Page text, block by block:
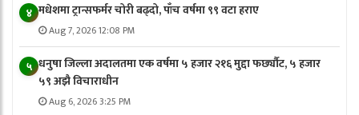
४ मधेशमा ट्रान्सफर्मर चोरी बढ्दो, पाँच वर्षमा ९९ वटा हराए
Aug 7, 2026 12:08 PM
५ धनुषा जिल्ला अदालतमा एक वर्षमा ५ हजार २१६ मुद्दा फर्छ्यौट, ५ हजार
५९ अझै विचाराधीन
Aug 6, 2026 3:25 PM